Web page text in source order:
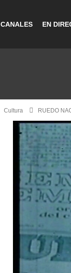
CANALES EN
Cultura RUEDO